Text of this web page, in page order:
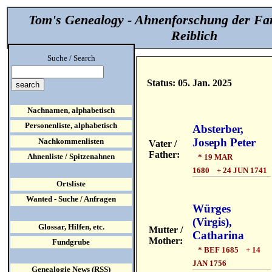
Tom's Genealogy - Ahnenforschung der
Reiblich
Status: 05. Jan. 2025
Vater /
Father:
Absterber,
Joseph Peter
* 19 MAR
1680 + 24 JUN 1741
Mutter /
Mother:
Würges
(Virgis),
Catharina
* BEF 1685 + 14
JAN 1756
Suche / Search
Nachnamen, alphabetisch
Personenliste, alphabetisch
Nachkommenlisten
Ahnenliste / Spitzenahnen
Ortsliste
Wanted - Suche / Anfragen
Glossar, Hilfen, etc.
Fundgrube
Genealogie News (RSS)